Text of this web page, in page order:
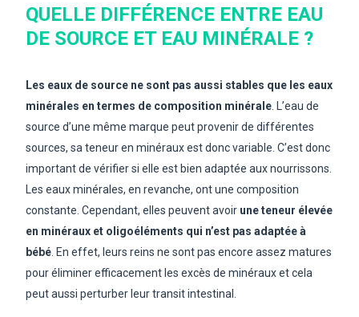
QUELLE DIFFÉRENCE ENTRE EAU
DE SOURCE ET EAU MINÉRALE ?
Les eaux de source ne sont pas aussi stables que les eaux
minérales en termes de composition minérale . L’eau de
source d’une même marque peut provenir de différentes
sources, sa teneur en minéraux est donc variable. C’est donc
important de vérifier si elle est bien adaptée aux nourrissons.
Les eaux minérales, en revanche, ont une composition
constante. Cependant, elles peuvent avoir une teneur élevée
en minéraux et oligoéléments qui n’est pas adaptée à
bébé . En effet, leurs reins ne sont pas encore assez matures
pour éliminer efficacement les excès de minéraux et cela
peut aussi perturber leur transit intestinal.